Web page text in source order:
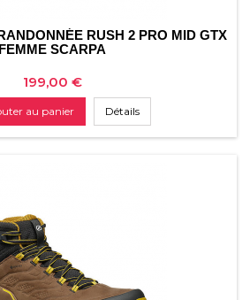
RUSH 2 PRO MID GTX
FEMME SCARPA
Prix
199,00 €
au panier Détails